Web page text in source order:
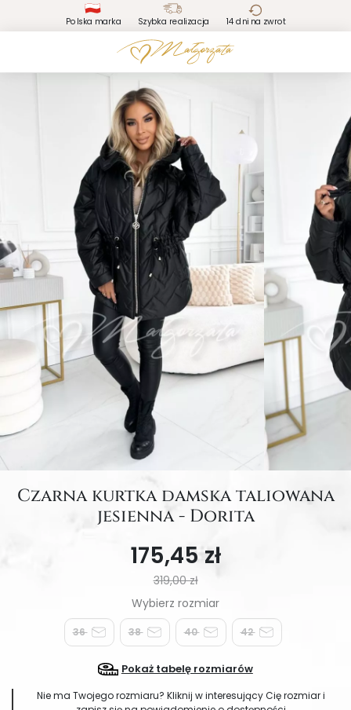
Polska marka Szybka realizacja 14 dni na zwrot
Czarna kurtka damska taliowana
jesienna - Dorita
175,45 zł
319,00 zł
36 38 40 42
Pokaż tabelę rozmiarów
Nie ma Twojego rozmiaru? Kliknij w interesujący Cię rozmiar i